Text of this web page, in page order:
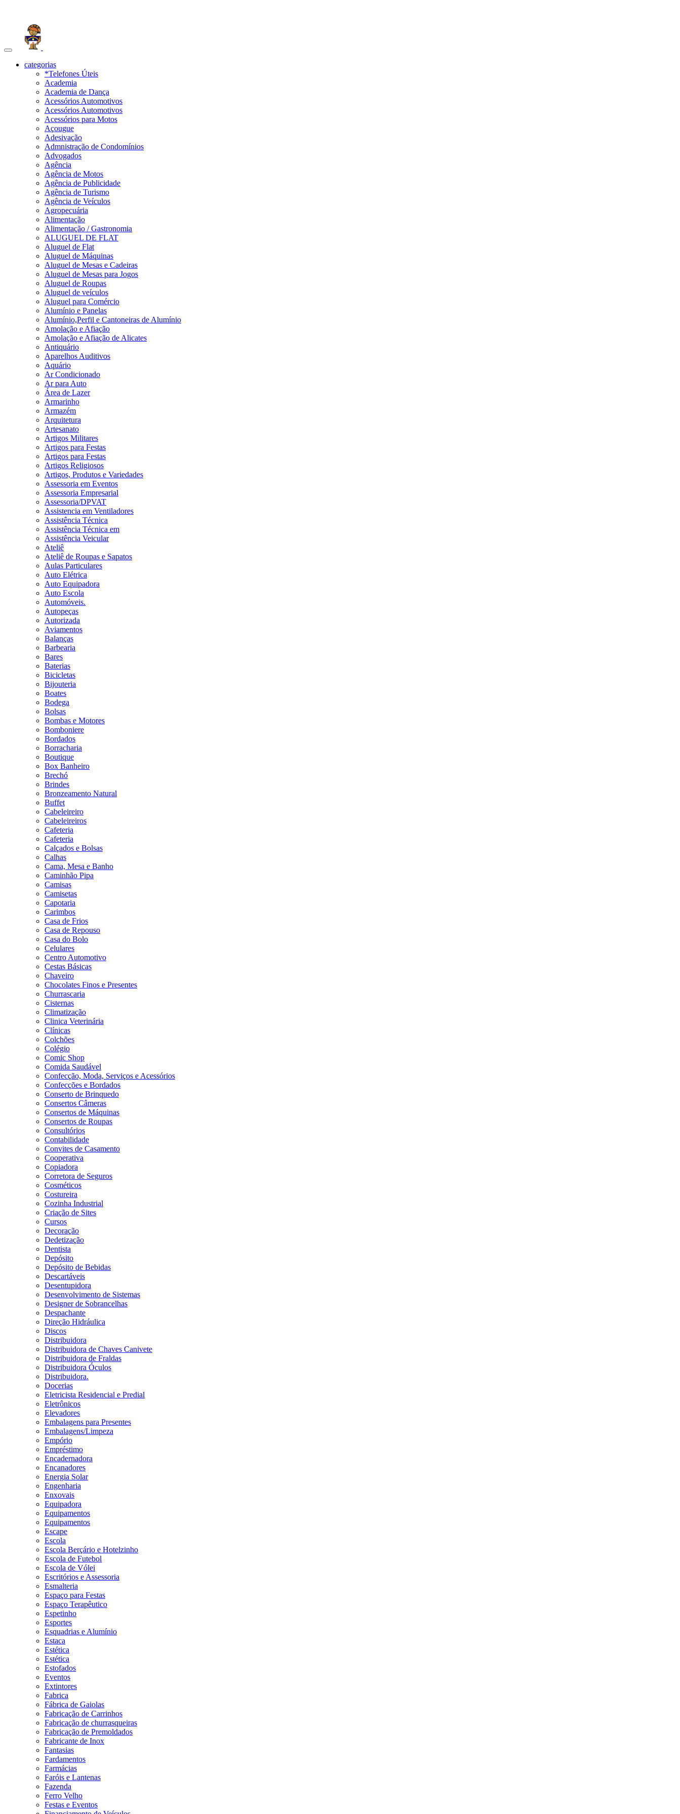
Toggle
navigationcategorias
*Telefones Úteis
Academia
Academia de Dança
Acessórios Automotivos
Acessórios Automotivos
Acessórios para Motos
Açougue
Adesivação
Admnistração de Condomínios
Advogados
Agência
Agência de Motos
Agência de Publicidade
Agência de Turismo
Agência de Veículos
Agropecuária
Alimentação
Alimentação / Gastronomia
ALUGUEL DE FLAT
Aluguel de Flat
Aluguel de Máquinas
Aluguel de Mesas e Cadeiras
Aluguel de Mesas para Jogos
Aluguel de Roupas
Aluguel de veículos
Aluguel para Comércio
Alumínio e Panelas
Alumínio,Perfil e Cantoneiras de Alumínio
Amolação e Afiação
Amolação e Afiação de Alicates
Antiquário
Aparelhos Auditivos
Aquário
Ar Condicionado
Ar para Auto
Área de Lazer
Armarinho
Armazém
Arquitetura
Artesanato
Artigos Militares
Artigos para Festas
Artigos para Festas
Artigos Religiosos
Artigos, Produtos e Variedades
Assessoria em Eventos
Assessoria Empresarial
Assessoria/DPVAT
Assistencia em Ventiladores
Assistência Técnica
Assistência Técnica em
Assistência Veicular
Ateliê
Ateliê de Roupas e Sapatos
Aulas Particulares
Auto Elétrica
Auto Equipadora
Auto Escola
Automóveis.
Autopeças
Autorizada
Aviamentos
Balanças
Barbearia
Bares
Baterias
Bicicletas
Bijouteria
Boates
Bodega
Bolsas
Bombas e Motores
Bomboniere
Bordados
Borracharia
Boutique
Box Banheiro
Brechó
Brindes
Bronzeamento Natural
Buffet
Cabeleireiro
Cabeleireiros
Cafeteria
Cafeteria
Calçados e Bolsas
Calhas
Cama, Mesa e Banho
Caminhão Pipa
Camisas
Camisetas
Capotaria
Carimbos
Casa de Frios
Casa de Repouso
Casa do Bolo
Celulares
Centro Automotivo
Cestas Básicas
Chaveiro
Chocolates Finos e Presentes
Churrascaria
Cisternas
Climatização
Clinica Veterinária
Clínicas
Colchões
Colégio
Comic Shop
Comida Saudável
Confecção, Moda, Serviços e Acessórios
Confecções e Bordados
Conserto de Brinquedo
Consertos Câmeras
Consertos de Máquinas
Consertos de Roupas
Consultórios
Contabilidade
Convites de Casamento
Cooperativa
Copiadora
Corretora de Seguros
Cosméticos
Costureira
Cozinha Industrial
Criação de Sites
Cursos
Decoração
Dedetização
Dentista
Depósito
Depósito de Bebidas
Descartáveis
Desentupidora
Desenvolvimento de Sistemas
Designer de Sobrancelhas
Despachante
Direção Hidráulica
Discos
Distribuidora
Distribuidora de Chaves Canivete
Distribuidora de Fraldas
Distribuidora Óculos
Distribuidora.
Docerias
Eletricista Residencial e Predial
Eletrônicos
Elevadores
Embalagens para Presentes
Embalagens/Limpeza
Empório
Empréstimo
Encadernadora
Encanadores
Energia Solar
Engenharia
Enxovais
Equipadora
Equipamentos
Equipamentos
Escape
Escola
Escola Berçário e Hotelzinho
Escola de Futebol
Escola de Vólei
Escritórios e Assessoria
Esmalteria
Espaço para Festas
Espaço Terapêutico
Espetinho
Esportes
Esquadrias e Alumínio
Estaca
Estética
Estética
Estofados
Eventos
Extintores
Fabrica
Fábrica de Gaiolas
Fabricação de Carrinhos
Fabricação de churrasqueiras
Fabricação de Premoldados
Fabricante de Inox
Fantasias
Fardamentos
Farmácias
Faróis e Lantenas
Fazenda
Ferro Velho
Festas e Eventos